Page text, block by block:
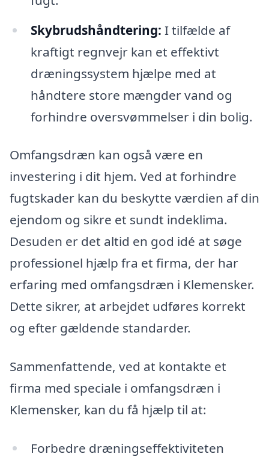
Skybrudshåndtering: I tilfælde af
kraftigt regnvejr kan et effektivt
dræningssystem hjælpe med at
håndtere store mængder vand og
forhindre oversvømmelser i din bolig.
Omfangsdræn kan også være en
investering i dit hjem. Ved at forhindre
fugtskader kan du beskytte værdien af din
ejendom og sikre et sundt indeklima.
Desuden er det altid en god idé at søge
professionel hjælp fra et firma, der har
erfaring med omfangsdræn i Klemensker.
Dette sikrer, at arbejdet udføres korrekt
og efter gældende standarder.
Sammenfattende, ved at kontakte et
firma med speciale i omfangsdræn i
Klemensker, kan du få hjælp til at:
Forbedre dræningseffektiviteten